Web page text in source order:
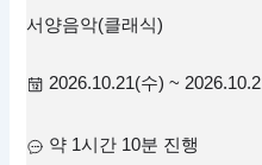
서양음악(클래식)
2026.10.21(수) ~
약 1시간 10분 진행